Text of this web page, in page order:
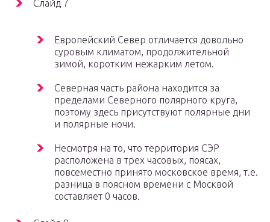
Слайд 7
Европейский Север отличается довольно
суровым климатом, продолжительной
зимой, коротким нежарким летом.
Северная часть района находится за
пределами Северного полярного круга,
поэтому здесь присутствуют полярные дни
и полярные ночи.
Несмотря на то, что территория СЭР
расположена в трех часовых, поясах,
повсеместно принято московское время, т.е.
разница в поясном времени с Москвой
составляет 0 часов.